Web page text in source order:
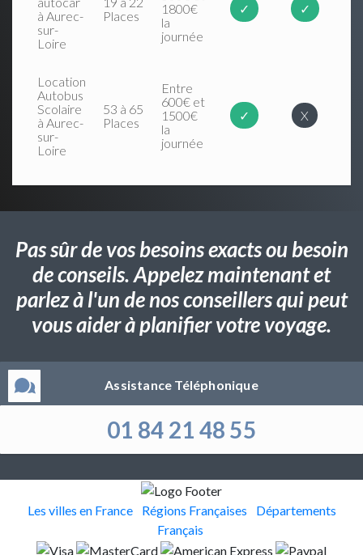
à Aurec-
sur-
Loire
Places
1800€
la
journée
✓ ✓
Location
Autobus
Scolaire
à Aurec-
sur-
Loire
53 à 65
Places
Entre
600€ et
1500€
la
journée
✓ X
Pas sûr de vos besoins exacts ou besoin
de conseils. Appelez maintenant et
parlez à l'un de nos conseillers qui peut
vous aider à planifier votre voyage.
Assistance Téléphonique
01 84 21 48 55
Les villes en France Régions Françaises
Départements
Français